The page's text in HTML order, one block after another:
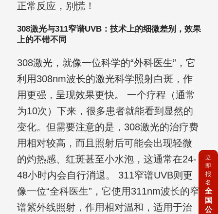
正常反应，别慌！
308激光与311窄谱UVB：技术上的细微差别，效果
上的不错不同
308激光，就像一位科学的“外科医生”，它
利用308nm波长的激光科学照射白斑，作
用更强，呈现效果更快。 一个疗程（通常
为10次）下来，很多患者就能看到显然的
变化。但需要注意的是，308激光的治疗费
用相对较高，而且照射后可能会出现轻微
的灼热感、红斑甚至小水泡，这通常在24-
48小时内会自行消退。 311窄谱UVB则更
像一位“全科医生”，它使用311nm波长的窄
谱紫外线照射，作用相对温和，适用于治
立
即
报
名
全
国
公